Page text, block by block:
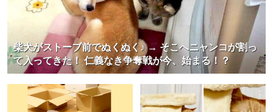
柴犬がストーブ前でぬくぬく♪ → そこへニャンコが割っ
て入ってきた！ 仁義なき争奪戦が今、始まる！？